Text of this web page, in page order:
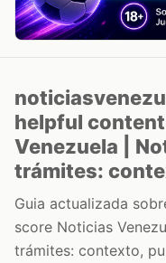
helpful
Venezuela |
trámites:
Guia actualizada
score Noticias
trámites: contexto,